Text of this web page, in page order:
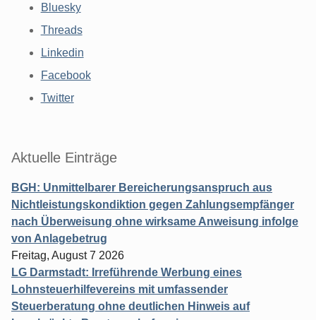
Bluesky
Threads
Linkedin
Facebook
Twitter
Aktuelle Einträge
BGH: Unmittelbarer Bereicherungsanspruch aus
Nichtleistungskondiktion gegen Zahlungsempfänger
nach Überweisung ohne wirksame Anweisung infolge
von Anlagebetrug
Freitag, August 7 2026
LG Darmstadt: Irreführende Werbung eines
Lohnsteuerhilfevereins mit umfassender
Steuerberatung ohne deutlichen Hinweis auf